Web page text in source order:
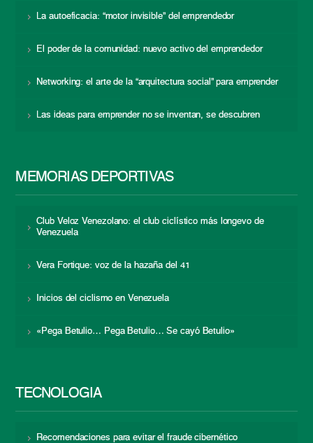
La autoeficacia: “motor invisible” del emprendedor
El poder de la comunidad: nuevo activo del emprendedor
Networking: el arte de la “arquitectura social” para emprender
Las ideas para emprender no se inventan, se descubren
MEMORIAS DEPORTIVAS
Club Veloz Venezolano: el club ciclístico más longevo de
Venezuela
Vera Fortique: voz de la hazaña del 41
Inicios del ciclismo en Venezuela
«Pega Betulio… Pega Betulio… Se cayó Betulio»
TECNOLOGÍA
Recomendaciones para evitar el fraude cibernético